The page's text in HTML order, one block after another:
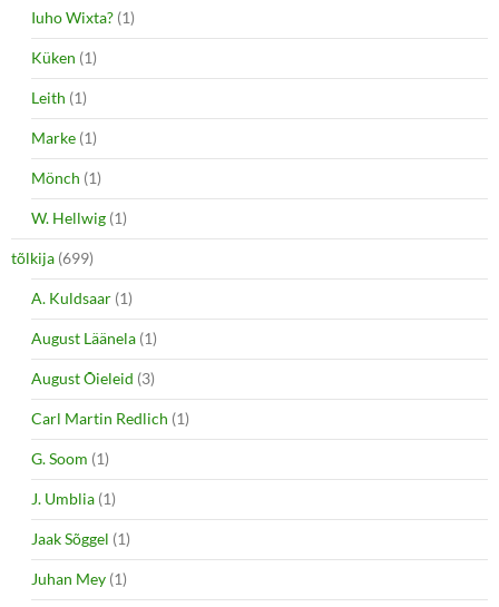
Iuho Wixta? (1)
Küken (1)
Leith (1)
Marke (1)
Mönch (1)
W. Hellwig (1)
tõlkija (699)
A. Kuldsaar (1)
August Läänela (1)
August Õieleid (3)
Carl Martin Redlich (1)
G. Soom (1)
J. Umblia (1)
Jaak Sõggel (1)
Juhan Mey (1)